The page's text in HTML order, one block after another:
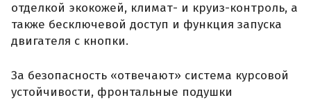
отделкой экокожей, климат- и круиз-контроль, а
также бесключевой доступ и функция запуска
двигателя с кнопки.
За безопасность «отвечают» система курсовой
устойчивости, фронтальные подушки